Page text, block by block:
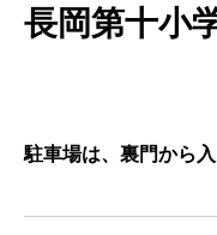
長岡第十小
駐車場は、裏門から